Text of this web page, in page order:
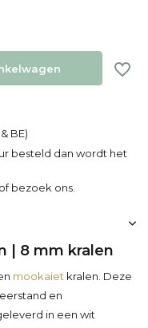
BE)
besteld dan wordt het
bezoek ons.
| 8 mm kralen
mookaiet kralen. Deze
en
in een wit